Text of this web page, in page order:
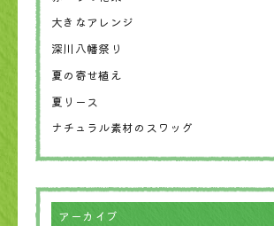
大きなアレンジ
深川八幡祭り
夏の寄せ植え
夏リース
ナチュラル素材のスワッグ
アーカイブ